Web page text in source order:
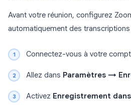
Avant votre réunion, configurez
automatiquement des transcriptions
Connectez-vous à votre
Allez dans Paramètres →
Activez Enregistrement